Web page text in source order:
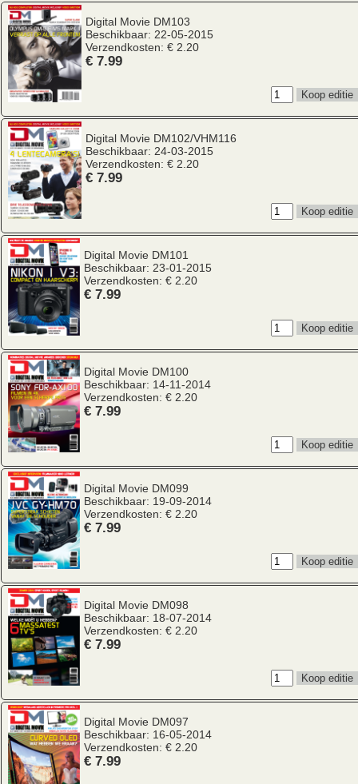
Digital Movie DM103
Beschikbaar: 22-05-2015
Verzendkosten: € 2.20
€ 7.99
Digital Movie DM102/VHM116
Beschikbaar: 24-03-2015
Verzendkosten: € 2.20
€ 7.99
Digital Movie DM101
Beschikbaar: 23-01-2015
Verzendkosten: € 2.20
€ 7.99
Digital Movie DM100
Beschikbaar: 14-11-2014
Verzendkosten: € 2.20
€ 7.99
Digital Movie DM099
Beschikbaar: 19-09-2014
Verzendkosten: € 2.20
€ 7.99
Digital Movie DM098
Beschikbaar: 18-07-2014
Verzendkosten: € 2.20
€ 7.99
Digital Movie DM097
Beschikbaar: 16-05-2014
Verzendkosten: € 2.20
€ 7.99